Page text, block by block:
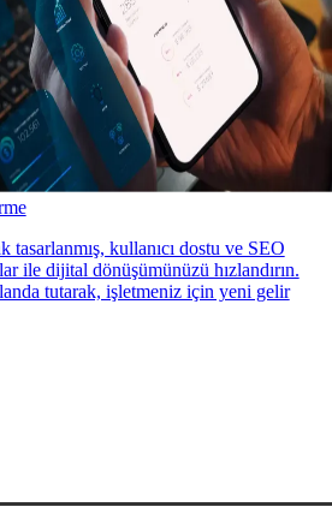
kullanıcı dostu ve SEO
ile dijital dönüşümünüzü hızlandırın.
tutarak, işletmeniz için yeni gelir